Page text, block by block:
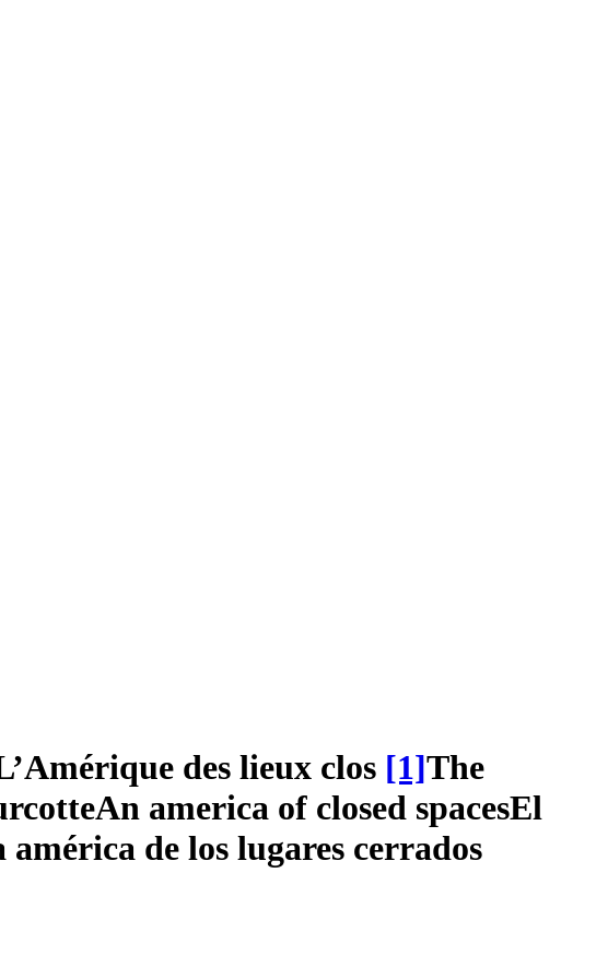
des lieux clos [1]The
An america of closed spacesEl
américa de los lugares cerrados